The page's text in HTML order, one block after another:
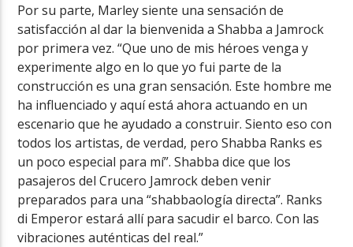
Por su parte, Marley siente una sensación de
satisfacción al dar la bienvenida a Shabba a Jamrock
por primera vez. “Que uno de mis héroes venga y
experimente algo en lo que yo fui parte de la
construcción es una gran sensación. Este hombre me
ha influenciado y aquí está ahora actuando en un
escenario que he ayudado a construir. Siento eso con
todos los artistas, de verdad, pero Shabba Ranks es
un poco especial para mí”. Shabba dice que los
pasajeros del Crucero Jamrock deben venir
preparados para una “shabbaología directa”. Ranks
di Emperor estará allí para sacudir el barco. Con las
vibraciones auténticas del real.”